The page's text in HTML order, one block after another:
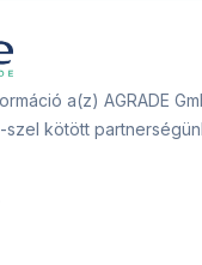
a(z) AGRADE
kötött